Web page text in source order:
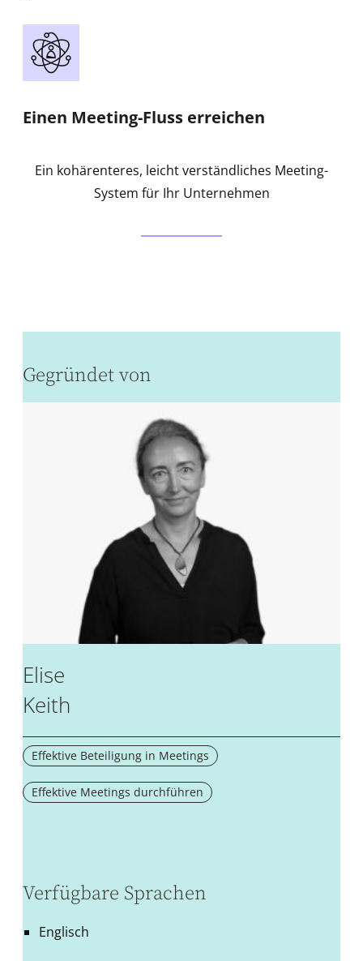
Einen Meeting-Fluss erreichen
Ein kohärenteres, leicht verständliches Meeting-
System für Ihr Unternehmen
Gegründet von
Elise
Keith
Effektive Beteiligung in Meetings
Effektive Meetings durchführen
Verfügbare Sprachen
Englisch